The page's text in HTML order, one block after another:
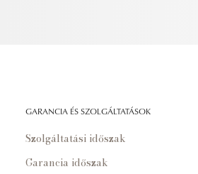
GARANCIA ÉS SZOLGÁLTATÁSOK
Szolgáltatási időszak
Garancia időszak